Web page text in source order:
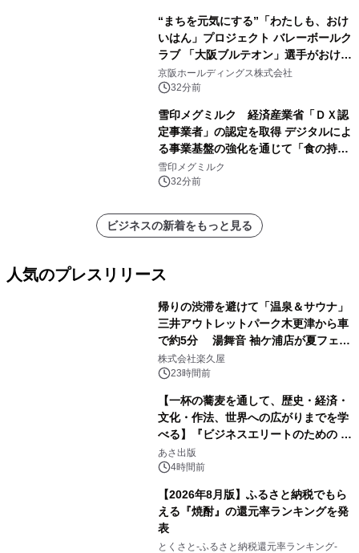
“まちを元気にする”「わたしも、おけ
いはん」プロジェクト バレーボールク
ラブ 「大阪ブルテオン」選手がおけい
はんに。
京阪ホールディングス株式会社
32分前
雪印メグミルク 経済産業省「ＤＸ認
定事業者」の認定を取得 デジタルによ
る事業基盤の強化を通じて「食の持続
性」を実現
雪印メグミルク
32分前
ビジネスの新着をもっと見る
人気のプレスリリース
帰りの渋滞を避けて「温泉＆サウナ」
三井アウトレットパーク木更津から車
で約5分 湯舞音 袖ケ浦店が夏フェア
メニューを提供
株式会社楽久屋
23時間前
【一杯の蕎麦を通して、歴史・経済・
文化・作法、世界への広がりまでを学
べる】『ビジネスエリートのための 教
養としての蕎麦』2026年8月25日
（火）発売
あさ出版
4時間前
【2026年8月版】ふるさと納税でもら
える『焼酎』の還元率ランキングを発
表
とくさと-ふるさと納税還元率ランキング-